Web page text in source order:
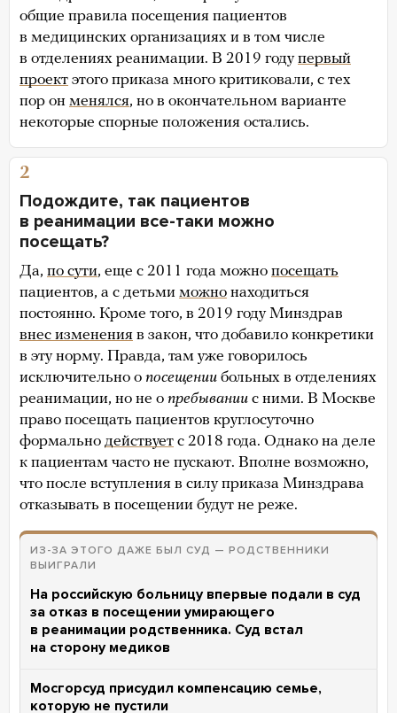
общие правила посещения пациентов
в медицинских организациях и в том числе
в отделениях реанимации. В 2019 годупервый
проект этого приказа много критиковали, с тех
пор он менялся, но в окончательном варианте
некоторые спорные положения остались.
2
Подождите, так пациентов
в реанимации все-таки можно
посещать?
Да, по сути, еще с 2011 года можно посещать
пациентов, а с детьми можно находиться
постоянно. Кроме того, в 2019 году Минздрав
внес изменения в закон, что добавило конкретики
в эту норму. Правда, там уже говорилось
исключительно о посещении больных в отделениях
реанимации, но не о пребывании с ними. В Москве
право посещать пациентов круглосуточно
формально действует с 2018 года. Однако на деле
к пациентам часто не пускают. Вполне возможно,
что после вступления в силу приказа Минздрава
отказывать в посещении будут не реже.
ИЗ-ЗА ЭТОГО ДАЖЕ БЫЛ СУД — РОДСТВЕННИКИ
ВЫИГРАЛИ
На российскую больницу впервые подали в суд
за отказ в посещении умирающего
в реанимации родственника. Суд встал
на сторону медиков
Мосгорсуд присудил компенсацию семье,
которую не пустили